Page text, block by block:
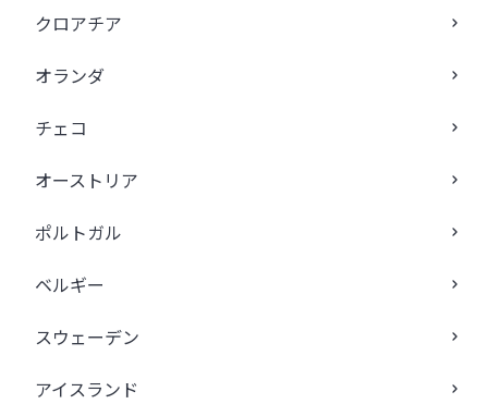
クロアチア
オランダ
チェコ
オーストリア
ポルトガル
ベルギー
スウェーデン
アイスランド